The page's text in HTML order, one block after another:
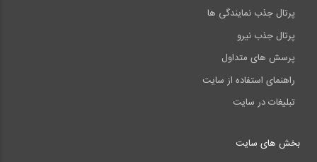
پرتال جذب نمایندگی ها
پرتال جذب نیرو
پرسش های متداول
راهنمای استفاده از سایت
تبلیغات در سایت
بخش های سایت